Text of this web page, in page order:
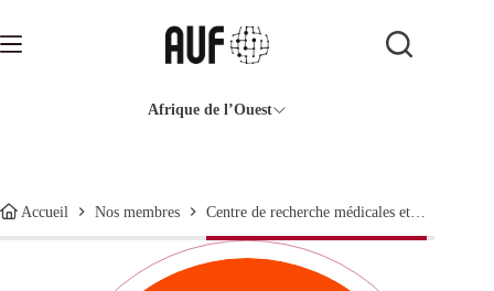
contenu
Afrique de l’Ouest
Accueil Nos membres